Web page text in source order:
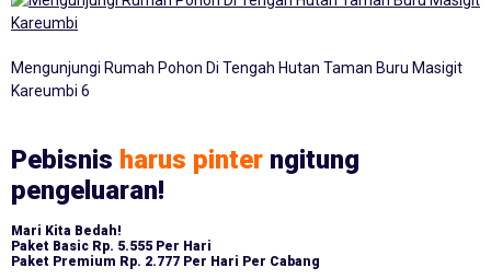
Mengunjungi Rumah Pohon Di Tengah Hutan Taman Buru Masigit
Kareumbi 6
Pebisnis harus pinter ngitung
pengeluaran!
Mari Kita Bedah!
Paket Basic Rp. 5.555 Per Hari
Paket Premium Rp. 2.777 Per Hari Per Cabang